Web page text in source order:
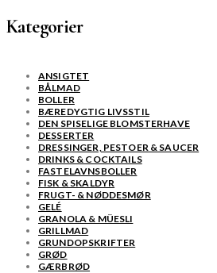
Kategorier
ANSIGTET
BÅLMAD
BOLLER
BÆREDYGTIG LIVSSTIL
DEN SPISELIGE BLOMSTERHAVE
DESSERTER
DRESSINGER, PESTOER & SAUCER
DRINKS & COCKTAILS
FASTELAVNSBOLLER
FISK & SKALDYR
FRUGT- & NØDDESMØR
GELÉ
GRANOLA & MÜESLI
GRILLMAD
GRUNDOPSKRIFTER
GRØD
GÆRBRØD